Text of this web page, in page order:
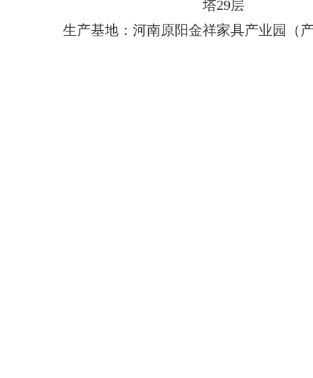
塔29层
生产基地：河南原阳金祥家具产业园（